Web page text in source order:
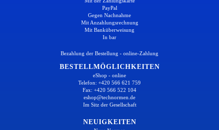
PayPal
Gegen Nachnahme
Mit Anzahlungsrechnung
Mit Banküberweisung
In bar
Bezahlung der Bestellung - online-Zahlung
BESTELLMÖGLICHKEITEN
eShop - online
Telefon: +420 566 621 759
Fax: +420 566 522 104
eshop@technormen.de
Im Sitz der Gesellschaft
NEUIGKEITEN